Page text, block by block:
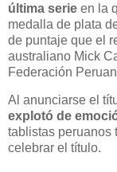
última serie en la
medalla de plata
de puntaje que el
australiano Mick
Federación
Al anunciarse el
explotó de
tablistas peruanos
celebrar el título.